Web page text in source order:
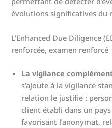
évolutions significatives du
L’Enhanced Due Diligence
renforcée, examen renforcé
La vigilance
s’ajoute à la vigilance
relation le justifie :
client établi dans un
favorisant l’anonymat,